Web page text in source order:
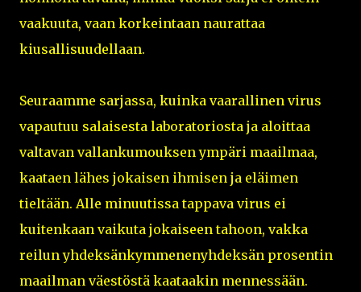
vaakuuta, vaan korkeintaan naurattaa
kiusallisuudellaan.
Seuraamme sarjassa, kuinka vaarallinen virus
vapautuu salaisesta laboratoriosta ja aloittaa
valtavan vallankumouksen ympäri maailmaa,
kaataen lähes jokaisen ihmisen ja eläimen
tieltään. Alle minuutissa tappava virus ei
kuitenkaan vaikuta jokaiseen tahoon, vakka
reilun yhdeksänkymmenenyhdeksän prosentin
maailman väestöstä kaataakin mennessään.